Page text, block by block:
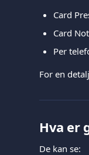
Card
Card
Per
For en
Hva er
De kan se: